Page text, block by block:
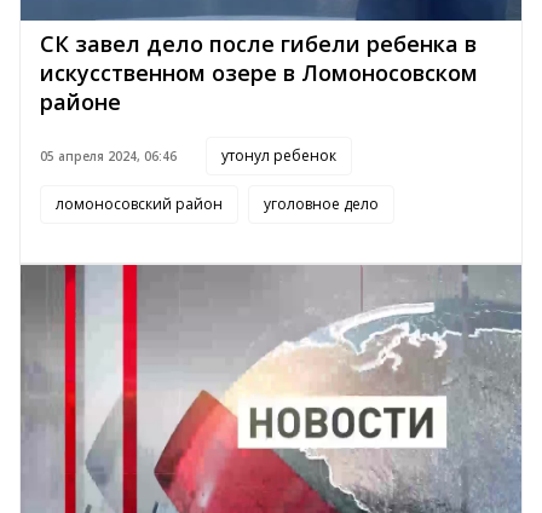
СК завел дело после гибели ребенка в
искусственном озере в Ломоносовском
районе
05 апреля 2024, 06:46 утонул ребенок
ломоносовский район уголовное дело